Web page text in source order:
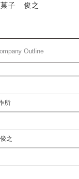
子 俊之
Outline
所
之